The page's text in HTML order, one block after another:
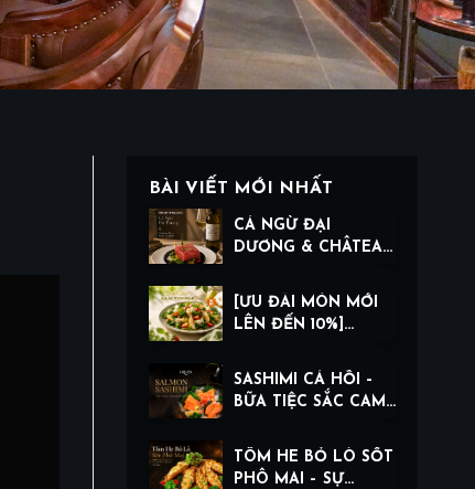
BÀI VIẾT MỚI NHẤT
CÁ NGỪ ĐẠI
DƯƠNG & CHÂTEAU
BLANC: THE ART OF
BALANCE
[ƯU ĐÃI MÓN MỚI
LÊN ĐẾN 10%]
SALAD WITH PEAR
SASHIMI CÁ HỒI –
BỮA TIỆC SẮC CAM,
TỪNG THỚ THỊT
TÔM HE BỎ LÒ SỐT
PHÔ MAI – SỰ